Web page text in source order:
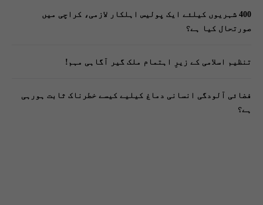
400 شہریوں کیلئے ایک پولیس اہلکار لازمی، کراچی میں
صورتحال کیا ہے؟
تنظیم اسلامی کے زیرِ اہتمام ملک گیر آگاہی مہم!
فضائی آلودگی انسانی دماغ کیلیے کیسے خطرناک ثابت ہورہی
ہے؟